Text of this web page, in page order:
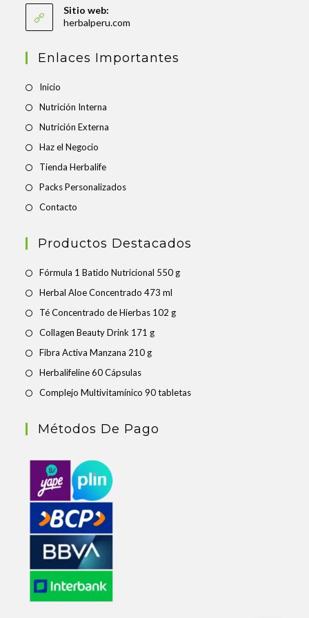
Sitio web:
herbalperu.com
Enlaces Importantes
Inicio
Nutrición Interna
Nutrición Externa
Haz el Negocio
Tienda Herbalife
Packs Personalizados
Contacto
Productos Destacados
Fórmula 1 Batido Nutricional 550 g
Herbal Aloe Concentrado 473 ml
Té Concentrado de Hierbas 102 g
Collagen Beauty Drink 171 g
Fibra Activa Manzana 210 g
Herbalifeline 60 Cápsulas
Complejo Multivitamínico 90 tabletas
Métodos De Pago